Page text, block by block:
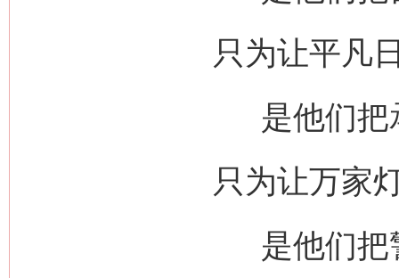
只为让平凡
是他们
只为让万家
是他们